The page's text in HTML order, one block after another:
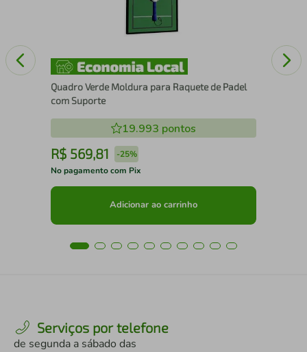
Quadro Verde Moldura para Raquete de Padel
com Suporte
19.993 pontos
R$ 569,81 -25%
No pagamento com Pix
Adicionar ao carrinho
Serviços por telefone
de segunda a sábado das